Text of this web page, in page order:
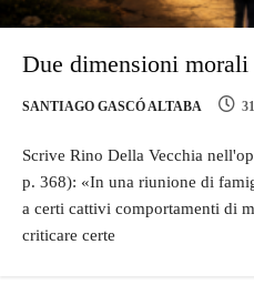
Due dimensioni morali
SANTIAGO GASCÓ ALTABA
Scrive Rino Della Vecchia
p. 368): «In una riunione di
a certi cattivi comportamenti di
criticare certe